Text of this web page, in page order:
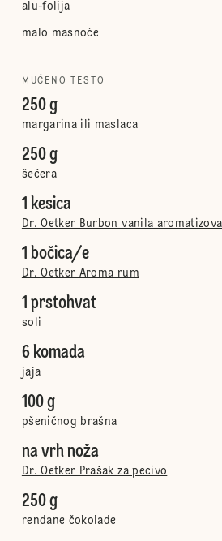
alu-folija
malo masnoće
MUĆENO TESTO
250 g
margarina ili maslaca
250 g
šećera
1 kesica
Dr. Oetker Burbon vanila
1 bočica/e
Dr. Oetker Aroma rum
1 prstohvat
soli
6 komada
jaja
100 g
pšeničnog brašna
na vrh noža
Dr. Oetker Prašak za pecivo
250 g
rendane čokolade